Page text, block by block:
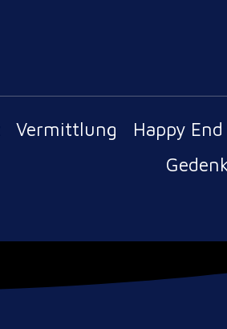
Vermittlung Happy End